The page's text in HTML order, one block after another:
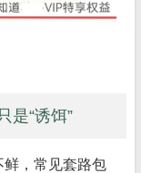
是“诱饵”
鲜，常见套路包